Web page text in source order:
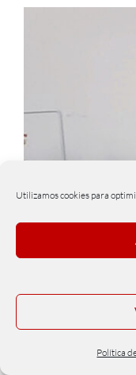
Utilizamos cookies para
Política